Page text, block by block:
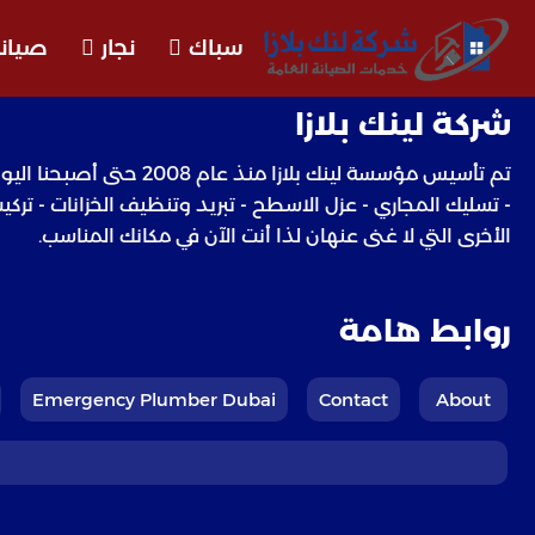
سباك نجار
شركة لينك بلازا
تم تأسيس مؤسسة
- تسليك المجاري - عزل الاسطح - تبريد وتنظيف الخزانات -
الأخرى التي لا غنى عنهان لذا أنت الآن في مكانك المناسب.
روابط هامة
About
Contact
Emergency Plumber Dubai